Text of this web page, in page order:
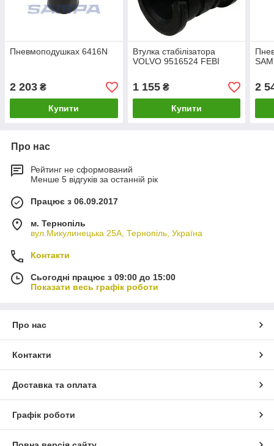
Пневмоподушках 6416N
2 203 ₴
Купити
Втулка стабілізатора
VOLVO 9516524 FEBI
1 155₴
Купити
2
Про нас
Рейтинг не сформований
Менше 5 відгуків за останній рік
Працює з 06.09.2017
м. Тернопіль
вул.Микулинецька 25А, Тернопіль, Україна
Контакти
Сьогодні працює з 09:00 до 15:00
Показати весь графік роботи
Про нас
Контакти
Доставка та оплата
Графік роботи